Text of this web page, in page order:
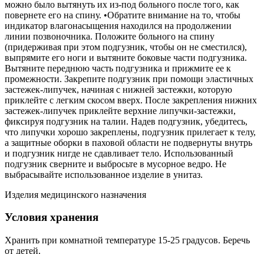
можно было вытянуть их из-под больного после того, как
повернете его на спину. •Обратите внимание на то, чтобы
индикатор влагонасыщения находился на продолжении
линии позвоночника. Положите больного на спину
(придерживая при этом подгузник, чтобы он не сместился),
выпрямите его ноги и вытяните боковые части подгузника.
Вытяните переднюю часть подгузника и прижмите ее к
промежности. Закрепите подгузник при помощи эластичных
застежек-липучек, начиная с нижней застежки, которую
приклейте с легким скосом вверх. После закрепления нижних
застежек-липучек приклейте верхние липучки-застежки,
фиксируя подгузник на талии. Надев подгузник, убедитесь,
что липучки хорошо закреплены, подгузник прилегает к телу,
а защитные оборки в паховой области не подвернуты внутрь
и подгузник нигде не сдавливает тело. Использованный
подгузник сверните и выбросьте в мусорное ведро. Не
выбрасывайте использованное изделие в унитаз.
Изделия медицинского назначения
Условия хранения
Хранить при комнатной температуре 15-25 градусов. Беречь
от детей.